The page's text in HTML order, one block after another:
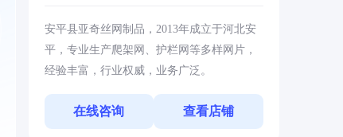
安平县亚奇丝网制品，2013年成立于河北安
平，专业生产爬架网、护栏网等多样网片，
经验丰富，行业权威，业务广泛。
在线咨询 查看店铺